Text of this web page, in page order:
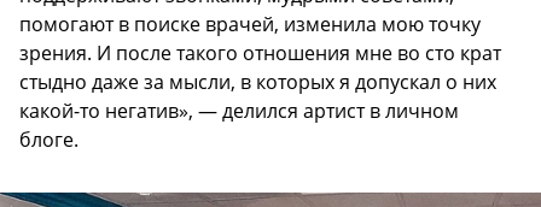
помогают в поиске врачей, изменила мою точку
зрения. И после такого отношения мне во сто крат
стыдно даже за мысли, в которых я допускал о них
какой-то негатив», — делился артист в личном
блоге.